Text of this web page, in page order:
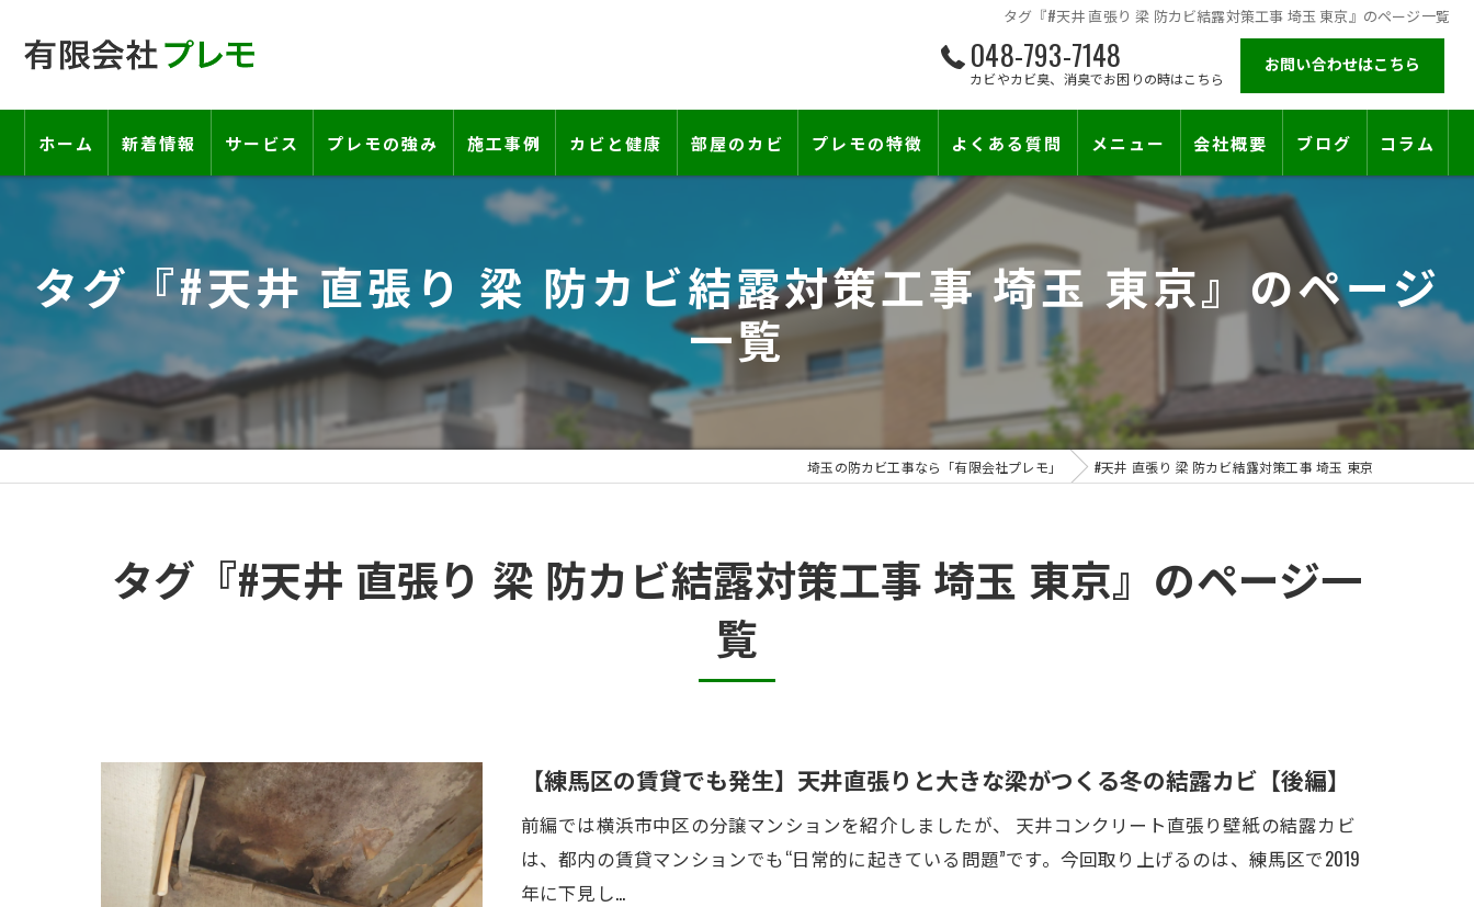
タグ『#天井 直張り 梁 防カビ結露対策工事 埼玉 東京』のページ一覧
048-793-7148
カビやカビ臭、消臭でお困りの時はこちら
お問い合わせはこちら
ホーム 新着情報 サービス
工事の流れ―契約書・保証書について―
お客様の声
プレモの強み 施工事例 カビと健康 部屋のカビ
壁紙下地防カビ工事
壁紙カビ・壁紙下地のカビ
カビと結露対策
カビ臭い部屋
砂壁・珪藻土のカビ
押入れ・収納・クローゼットのカビ
プレモの特徴
床下のカビ
建築中のカビ
雨漏りによるカビ
コンクリートのカビ
部屋の除菌消臭
よくある質問 メニュー 会社概要
施工対応エリア
ブログ コラム
タグ『#天井 直張り 梁 防カビ結露対策工事 埼玉 東京』のページ
一覧
埼玉の防カビ工事なら「有限会社プレモ」 #天井 直張り 梁 防カビ結露対策工事 埼玉 東京
タグ『#天井 直張り 梁 防カビ結露対策工事 埼玉 東京』のページ一
覧
【練馬区の賃貸でも発生】天井直張りと大きな梁がつくる冬の結露カビ【後編】
前編では横浜市中区の分譲マンションを紹介しましたが、 天井コンクリート直張り壁紙の結露カビ
は、都内の賃貸マンションでも“日常的に起きている問題”です。今回取り上げるのは、練馬区で2019
年に下見し…